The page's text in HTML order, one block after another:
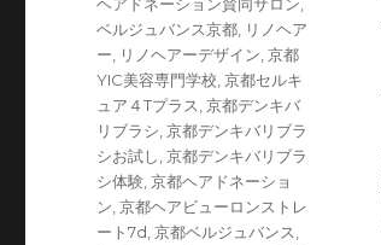
ー
ベルジュバンス京都 リノヘア
ー
リノヘアーデザイン ,京都
YIC美容専門学校 ,京都セルキ
ュア４Tプラス ,京都デンキバ
リブラシ ,京都デンキバリブラ
シお試し ,京都デンキバリブラ
シ体験 ,京都ヘアドネーショ
ン ,京都ヘアビューロンストレ
ート7d ,京都ベルジュバンス